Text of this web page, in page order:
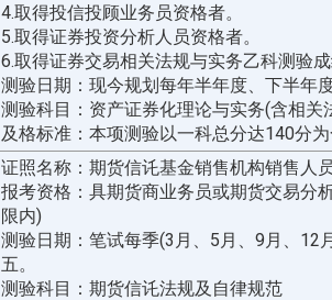
4.取得投信投顾业务员资格者。
5.取得证券投资分析人员资格者。
6.取得证券交易相关法规与实务乙科测验
测验日期：现今规划每年半年度、下半年
测验科目：资产证券化理论与实务(含相关
及格标准：本项测验以一科总分达140分
证照名称：期货信讬基金销售机构销售人
报考资格：具期货商业务员或期货交易分
限内)
测验日期：笔试每季(3月、5月、9月、12
五。
测验科目：期货信讬法规及自律规范